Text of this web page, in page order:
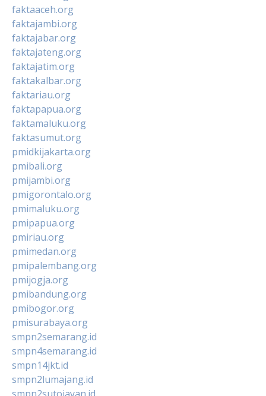
faktaaceh.org
faktajambi.org
faktajabar.org
faktajateng.org
faktajatim.org
faktakalbar.org
faktariau.org
faktapapua.org
faktamaluku.org
faktasumut.org
pmidkijakarta.org
pmibali.org
pmijambi.org
pmigorontalo.org
pmimaluku.org
pmipapua.org
pmiriau.org
pmimedan.org
pmipalembang.org
pmijogja.org
pmibandung.org
pmibogor.org
pmisurabaya.org
smpn2semarang.id
smpn4semarang.id
smpn14jkt.id
smpn2lumajang.id
smpn2sutojayan.id